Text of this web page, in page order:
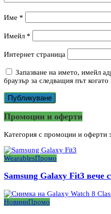
Име *
Имейл *
Интернет страница
Запазване на името, имейл
браузър за следващия път
Промоции и оферти
Категория с промоции и оферти
WearablesПромо
Samsung Galaxy Fit3 вече
НовиниПромо